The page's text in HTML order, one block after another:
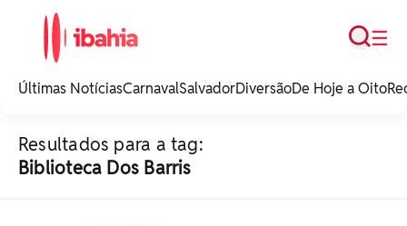
noticias e
☰
Busca
Últimas NotíciasCarnavalSalvadorDiversãoDe Hoje a Oito
Resultados para a tag:
Biblioteca Dos Barris